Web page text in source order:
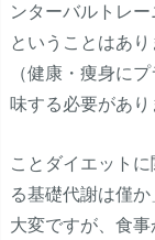
ンターバルトレ
ということはあり
（健康・痩身に
味する必要があり
ことダイエット
る基礎代謝は僅
大変ですが、食